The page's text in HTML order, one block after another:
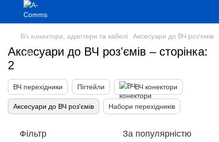
ВЧ конектори, адаптери та кабелі Аксесуари до ВЧ роз'ємів
Аксесуари до ВЧ роз'ємів – сторінка:
2
ВЧ перехідники Пігтейли ВЧ конектори
Аксесуари до ВЧ роз'ємів Набори перехідників
Фільтр За популярністю